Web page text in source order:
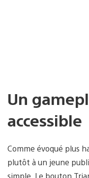
Un
accessible
Comme évoqué plus
plutôt à un jeune
simple. Le bouton